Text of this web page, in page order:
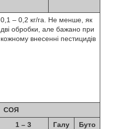
0,1 – 0,2 кг/га. Не менше, як
дві обробки, але бажано при
кожному внесенні пестицидів
СОЯ
1 – 3
Галу
Буто